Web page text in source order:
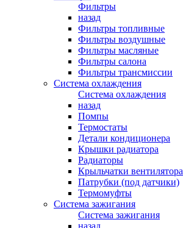
Фильтры
назад
Фильтры топливные
Фильтры воздушные
Фильтры масляные
Фильтры салона
Фильтры трансмиссии
Система охлаждения
Система охлаждения
назад
Помпы
Термостаты
Детали кондиционера
Крышки радиатора
Радиаторы
Крыльчатки вентилятора
Патрубки (под датчики)
Термомуфты
Система зажигания
Система зажигания
назад